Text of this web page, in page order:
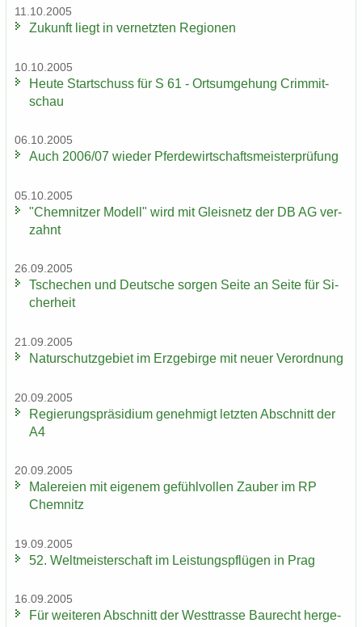
11.10.2005
Zu­kunft liegt in ver­netz­ten Re­gio­nen
10.10.2005
Heute Start­schuss für S 61 - Orts­um­ge­hung Crim­mit­
schau
06.10.2005
Auch 2006/07 wie­der Pfer­de­wirt­schafts­meis­ter­prü­fung
05.10.2005
"Chem­nit­zer Mo­dell" wird mit Gleis­netz der DB AG ver­
zahnt
26.09.2005
Tsche­chen und Deut­sche sor­gen Seite an Seite für Si­
cher­heit
21.09.2005
Na­tur­schutz­ge­biet im Erz­ge­bir­ge mit neuer Ver­ord­nung
20.09.2005
Re­gie­rungs­prä­si­di­um ge­neh­migt letz­ten Ab­schnitt der
A4
20.09.2005
Ma­le­rei­en mit ei­ge­nem ge­fühl­vol­len Zau­ber im RP
Chem­nitz
19.09.2005
52. Welt­meis­ter­schaft im Leis­tungs­pflü­gen in Prag
16.09.2005
Für wei­te­ren Ab­schnitt der West­tras­se Bau­recht her­ge­